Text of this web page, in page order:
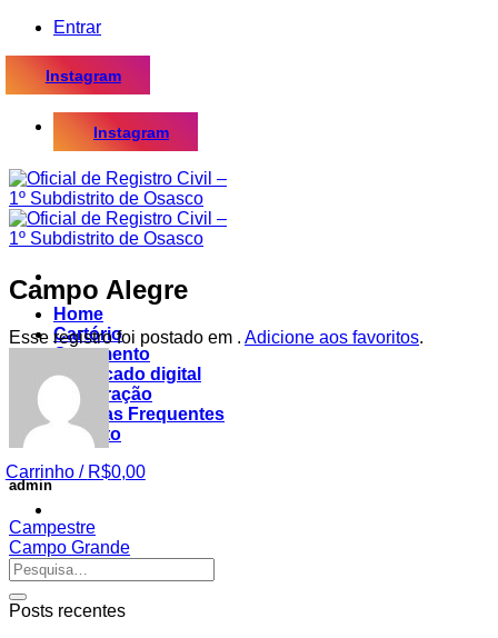
Skip
content
Entrar
Instagram
Instagram
Home
Cartório
Casamento
Certificado digital
Procuração
Dúvidas Frequentes
Contato
Carrinho / R$0,00
Campo Alegre
Esse registro foi postado em . Adicione aos favoritos.
admin
Campestre
Campo Grande
Posts recentes